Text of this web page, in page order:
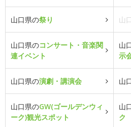
山口県の祭り 山
山口県のコンサート・音楽関
連イベント
山
示
山口県の演劇・講演会 山
山口県のGW(ゴールデンウィ
ーク)観光スポット
山
ク